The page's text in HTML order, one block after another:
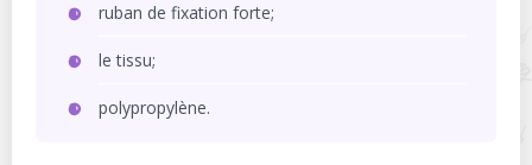
ruban de fixation forte;
le tissu;
polypropylène.